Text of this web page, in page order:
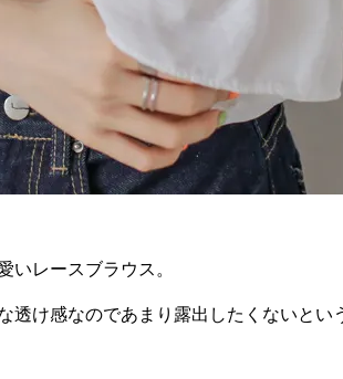
いレースブラウス。
け感なのであまり露出したくないとい